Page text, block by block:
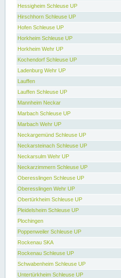
Hessigheim Schleuse UP
Hirschhorn Schleuse UP
Hofen Schleuse UP
Horkheim Schleuse UP
Horkheim Wehr UP
Kochendorf Schleuse UP
Ladenburg Wehr UP
Lauffen
Lauffen Schleuse UP
Mannheim Neckar
Marbach Schleuse UP
Marbach Wehr UP
Neckargemünd Schleuse UP
Neckarsteinach Schleuse UP
Neckarsulm Wehr UP
Neckarzimmern Schleuse UP
Oberesslingen Schleuse UP
Oberesslingen Wehr UP
Obertürkheim Schleuse UP
Pleidelsheim Schleuse UP
Plochingen
Poppenweiler Schleuse UP
Rockenau SKA
Rockenau Schleuse UP
Schwabenheim Schleuse UP
Untertürkheim Schleuse UP